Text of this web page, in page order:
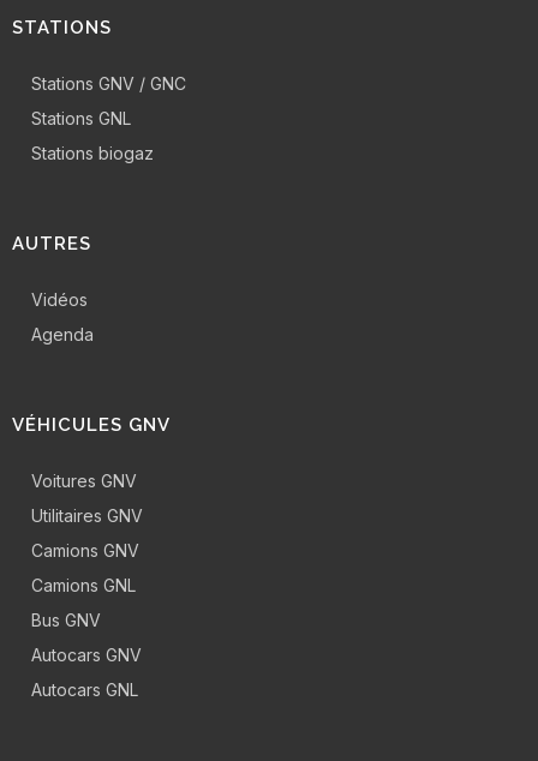
STATIONS
Stations GNV / GNC
Stations GNL
Stations biogaz
AUTRES
Vidéos
Agenda
VÉHICULES GNV
Voitures GNV
Utilitaires GNV
Camions GNV
Camions GNL
Bus GNV
Autocars GNV
Autocars GNL